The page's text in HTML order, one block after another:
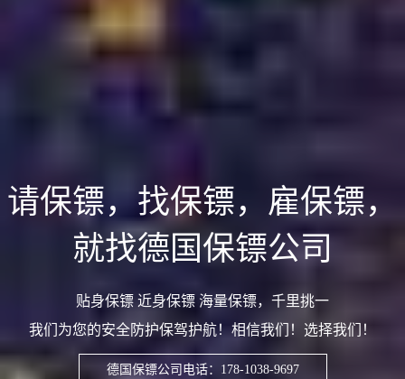
请保镖，找保镖，雇保镖，
就找德国保镖公司
贴身保镖 近身保镖 海量保镖，千里挑一
我们为您的安全防护保驾护航！相信我们！选择我们！
德国保镖公司电话：178-1038-9697